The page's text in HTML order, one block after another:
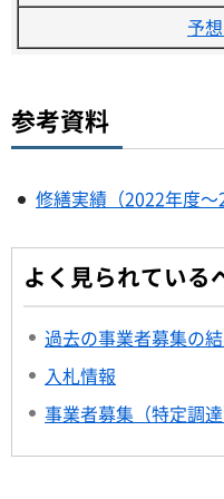
予
参考資料
修繕実績（2022年度～
よく見られている
過去の事業者募集の結
入札情報
事業者募集（特定調達